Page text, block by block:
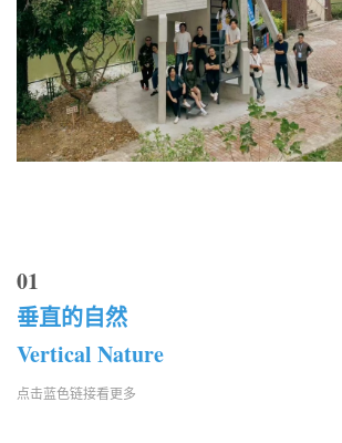
01
垂直的自然
Vertical Nature
点击蓝色链接看更多